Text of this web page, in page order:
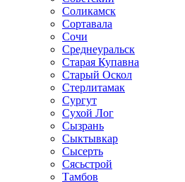
Соликамск
Сортавала
Сочи
Среднеуральск
Старая Купавна
Старый Оскол
Стерлитамак
Сургут
Сухой Лог
Сызрань
Сыктывкар
Сысерть
Сясьстрой
Тамбов